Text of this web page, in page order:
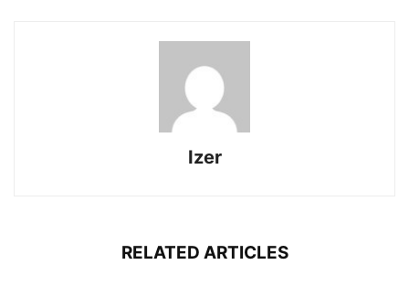
Izer
RELATED ARTICLES